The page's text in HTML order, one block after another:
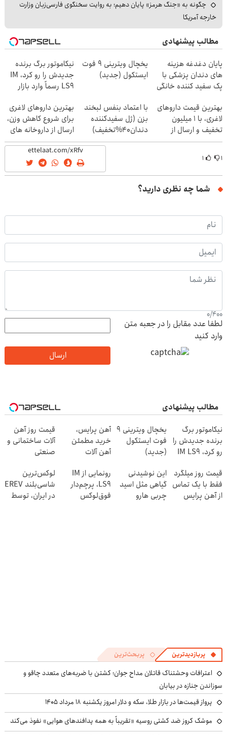
چگونه به «جنگ هرمز» پایان دهیم؛ به روایت سخنگوی فارسی‌زبان وزارت
خارجه آمریکا
مطالب پیشنهادی
پایان دغدغه هزینه
های دندان پزشکی با
پک سفید کننده خانگی
یخچال ویترینی 9 فوت
ایستکول (جدید)
نیکاموتور برگ برنده
جدیدش را رو کرد، IM
LS9 رسماً وارد بازار
بهترین قیمت داروهای
لاغری، با ۱ میلیون
تخفیف و ارسال از
داروخانه‌
با اعتماد بنفس لبخند
بزن (ژل سفیدکننده
دندان40%تخفیف)
بهترین داروهای لاغری
برای شروع کاهش وزن،
ارسال از داروخانه های
نزدیکت!
۱ ۱
شما چه نظری دارید؟
0/400
لطفا عدد مقابل را در جعبه متن
وارد کنید
ارسال
مطالب پیشنهادی
نیکاموتور برگ
برنده جدیدش را
رو کرد، IM LS9
ایران شد
یخچال ویترینی 9
فوت ایستکول
(جدید)
آهن پرایس،
خرید مطمئن
آهن آلات
قیمت روز آهن
آلات ساختمانی و
صنعتی
قیمت روز میلگرد
فقط با یک تماس
از آهن پرایس
این نوشیدنی
گیاهی مثل اسید
چربی هارو
رونمایی از IM
LS9، پرچم‌دار
فوق‌لوکس
لوکس‌ترین
شاسی‌بلند EREV
در ایران، توسط
پربازدیدترین پربحث‌ترین
اعترافات وحشتناک قاتلان مداح جوان؛ کشتن با ضربه‌های متعدد چاقو و
سوزاندن جنازه در بیابان
پرواز قیمت‌ها در بازار طلا، سکه و دلار امروز یکشنبه ۱۸ مرداد ۱۴۰۵
موشک کروز ضد کشتی روسیه «تقریباً به همه پدافندهای هوایی» نفوذ می‌کند